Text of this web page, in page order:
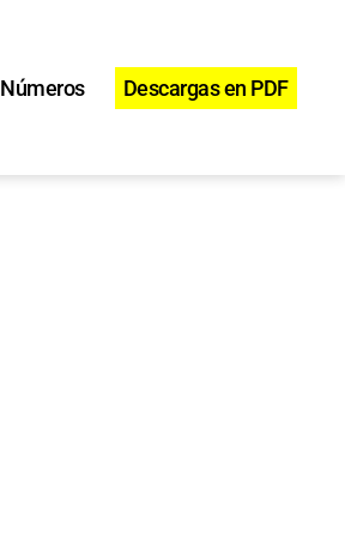
Números Descargas en PDF